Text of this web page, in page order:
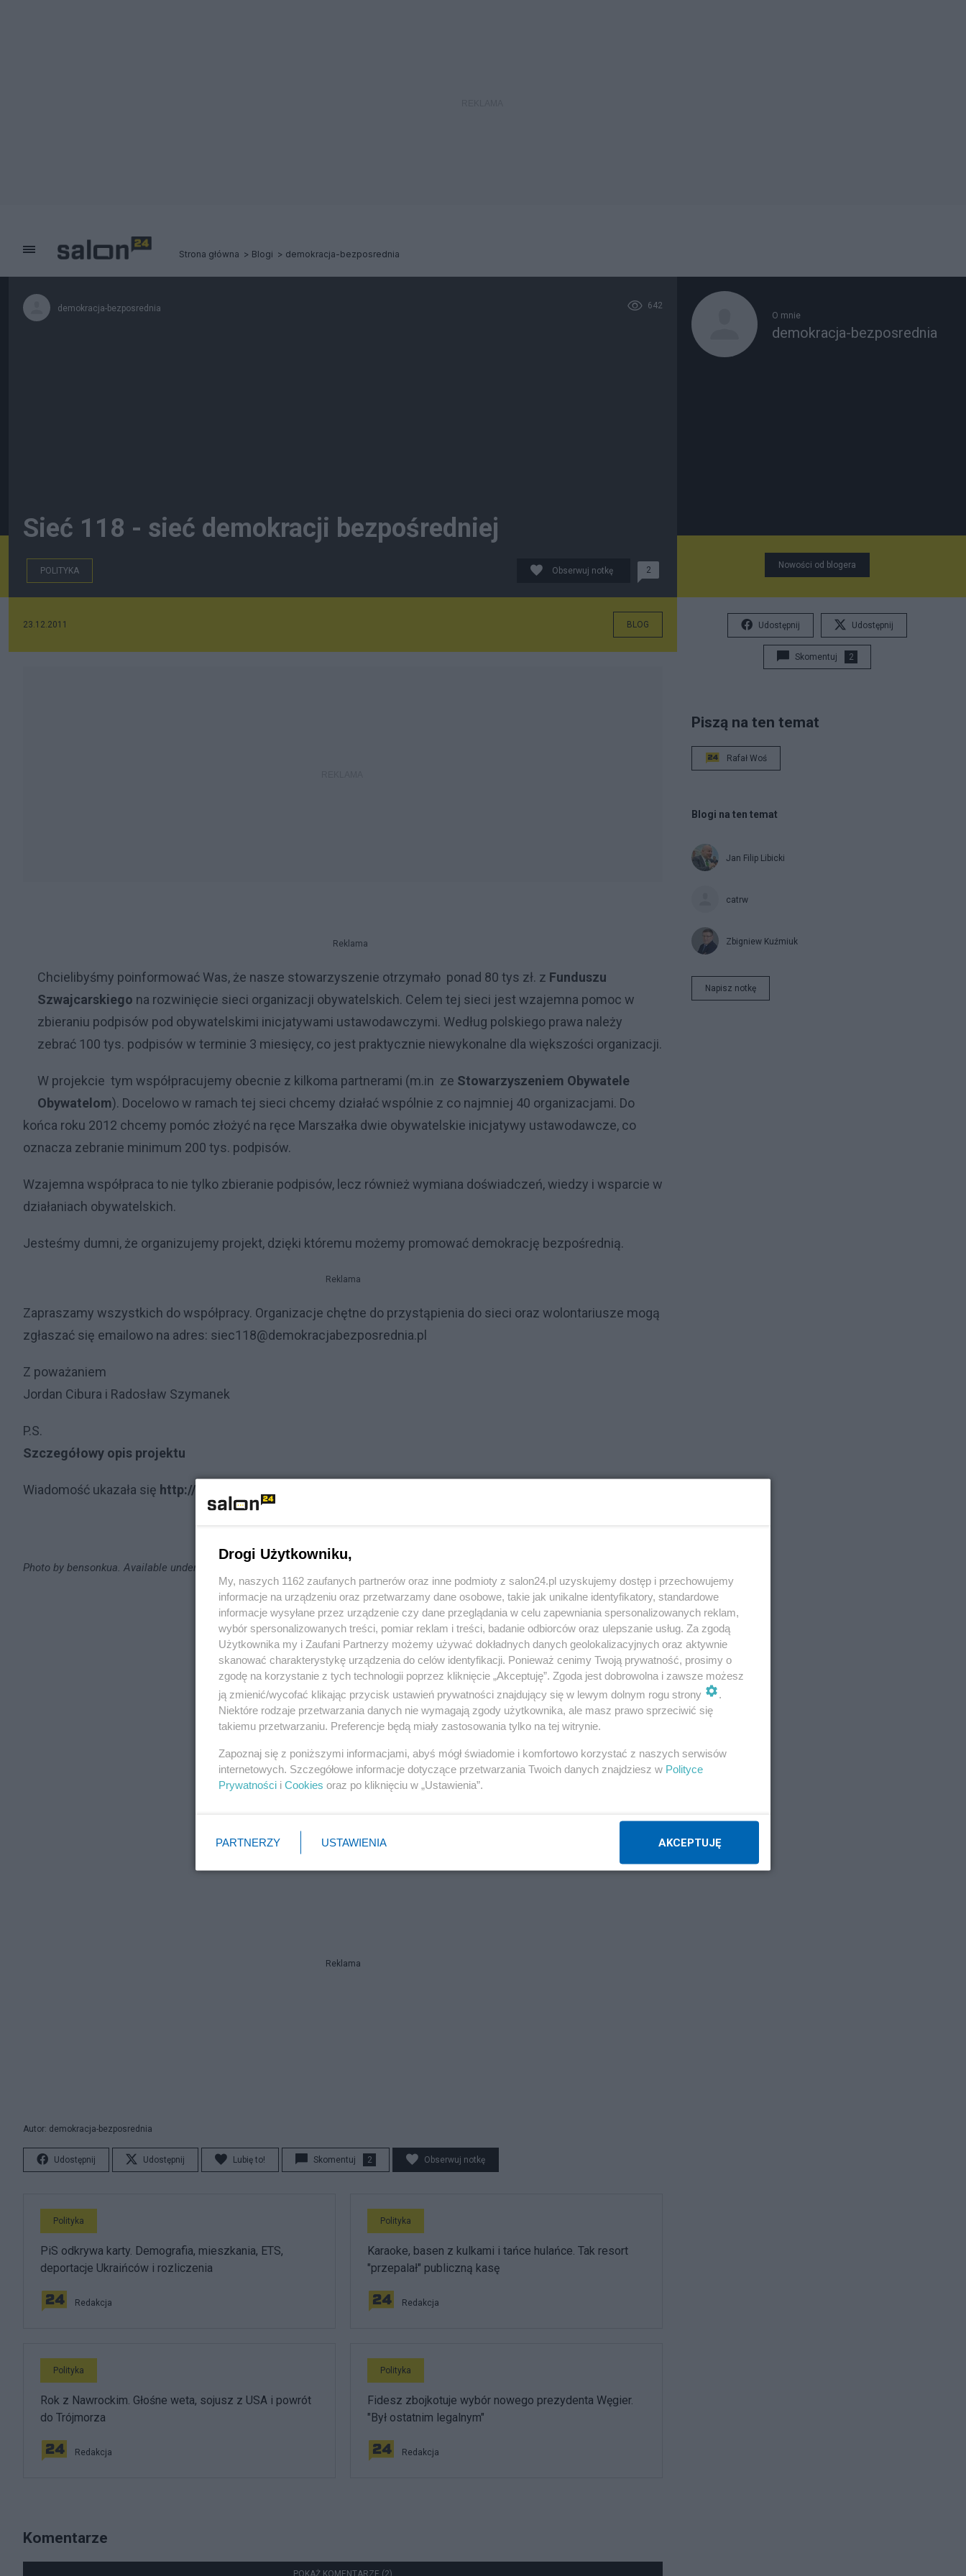
Strona główna Blogi demokracja-bezposrednia
demokracja-bezposrednia 642
Sieć 118 - sieć demokracji bezpośredniej
POLITYKA Obserwuj notkę 2
23.12.2011 BLOG
Reklama
Chcielibyśmy poinformować Was, że nasze stowarzyszenie otrzymało ponad 80 tys zł. z Funduszu
Szwajcarskiego na rozwinięcie sieci organizacji obywatelskich. Celem tej sieci jest wzajemna pomoc w
zbieraniu podpisów pod obywatelskimi inicjatywami ustawodawczymi. Według polskiego prawa należy
zebrać 100 tys. podpisów w terminie 3 miesięcy, co jest praktycznie niewykonalne dla większości organizacji.
W projekcie tym współpracujemy obecnie z kilkoma partnerami (m.in ze Stowarzyszeniem Obywatele
Obywatelom). Docelowo w ramach tej sieci chcemy działać wspólnie z co najmniej 40 organizacjami. Do
końca roku 2012 chcemy pomóc złożyć na ręce Marszałka dwie obywatelskie inicjatywy ustawodawcze, co
oznacza zebranie minimum 200 tys. podpisów.
Wzajemna współpraca to nie tylko zbieranie podpisów, lecz również wymiana doświadczeń, wiedzy i wsparcie w
działaniach obywatelskich.
Jesteśmy dumni, że organizujemy projekt, dzięki któremu możemy promować demokrację bezpośrednią.
Reklama
Zapraszamy wszystkich do współpracy. Organizacje chętne do przystąpienia do sieci oraz wolontariusze mogą
zgłaszać się emailowo na adres: siec118@demokracjabezposrednia.pl
Z poważaniem
Jordan Cibura i Radosław Szymanek
P.S.
Szczegółowy opis projektu
Wiadomość ukazała się http://demokracjabezposrednia.pl/node/1314
Photo by bensonkua . Available under a
Reklama
Autor: demokracja-bezposrednia
Udostępnij Udostępnij Lubię to! Skomentuj 2 Obserwuj notkę
Polityka
PiS odkrywa karty. Demografia, mieszkania, ETS,
deportacje Ukraińców i rozliczenia
Redakcja
Polityka
Karaoke, basen z kulkami i tańce hulańce. Tak resort
"przepalał" publiczną kasę
Redakcja
Polityka
Rok z Nawrockim. Głośne weta, sojusz z USA i powrót
do Trójmorza
Redakcja
Polityka
Fidesz zbojkotuje wybór nowego prezydenta Węgier.
"Był ostatnim legalnym"
Redakcja
Komentarze
O mnie
demokracja-bezposrednia
Nowości od blogera
Udostępnij Udostępnij
Skomentuj 2
Piszą na ten temat
Rafał Woś
Blogi na ten temat
Jan Filip Libicki
catrw
Zbigniew Kuźmiuk
Napisz notkę
Drogi Użytkowniku,
My, naszych 1162 zaufanych partnerów oraz inne podmioty z salon24.pl uzyskujemy dostęp i przechowujemy
informacje na urządzeniu oraz przetwarzamy dane osobowe, takie jak unikalne identyfikatory, standardowe
informacje wysyłane przez urządzenie czy dane przeglądania w celu zapewniania spersonalizowanych reklam,
wybór spersonalizowanych treści, pomiar reklam i treści, badanie odbiorców oraz ulepszanie usług. Za zgodą
Użytkownika my i Zaufani Partnerzy możemy używać dokładnych danych geolokalizacyjnych oraz aktywnie
skanować charakterystykę urządzenia do celów identyfikacji. Ponieważ cenimy Twoją prywatność, prosimy o
zgodę na korzystanie z tych technologii poprzez kliknięcie „Akceptuję”. Zgoda jest dobrowolna i zawsze możesz
ją zmienić/wycofać klikając przycisk ustawień prywatności znajdujący się w lewym dolnym rogu strony
.
Niektóre rodzaje przetwarzania danych nie wymagają zgody użytkownika, ale masz prawo sprzeciwić się
takiemu przetwarzaniu. Preferencje będą miały zastosowania tylko na tej witrynie.
Zapoznaj się z poniższymi informacjami, abyś mógł świadomie i komfortowo korzystać z naszych serwisów
internetowych. Szczegółowe informacje dotyczące przetwarzania Twoich danych znajdziesz w Polityce
Prywatności i Cookies oraz po kliknięciu w „Ustawienia”.
PARTNERZY USTAWIENIA AKCEPTUJĘ